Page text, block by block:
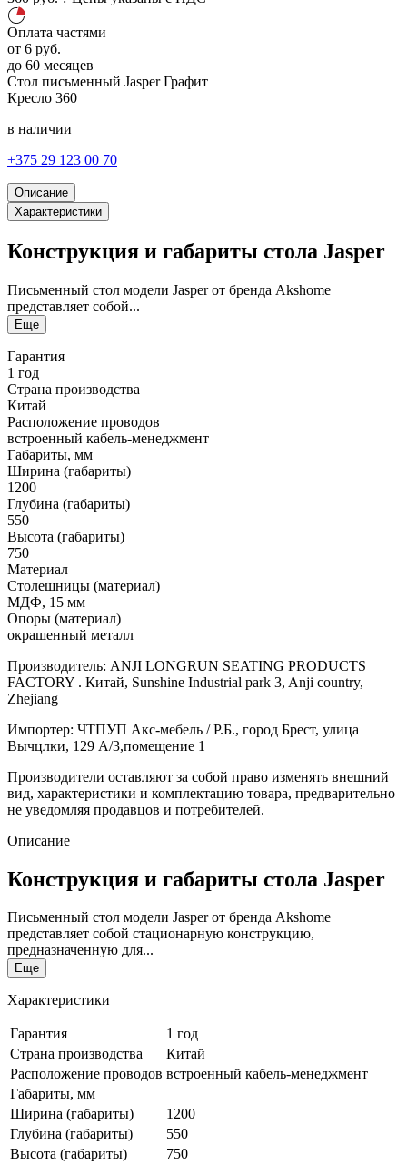
Оплата частями
от 6 руб.
до 60 месяцев
Стол письменный Jasper Графит
Кресло 360
в наличии
+375 29 123 00 70
Описание
Характеристики
Конструкция и габариты стола Jasper
Письменный стол модели Jasper от бренда Akshome
представляет собой...
Еще
Гарантия
1 год
Страна производства
Китай
Расположение проводов
встроенный кабель-менеджмент
Габариты, мм
Ширина (габариты)
1200
Глубина (габариты)
550
Высота (габариты)
750
Материал
Столешницы (материал)
МДФ, 15 мм
Опоры (материал)
окрашенный металл
Производитель: ANJI LONGRUN SEATING PRODUCTS
FACTORY . Китай, Sunshine Industrial park 3, Anji country,
Zhejiang
Импортер: ЧТПУП Акс-мебель / Р.Б., город Брест, улица
Вычцлки, 129 А/3,помещение 1
Производители оставляют за собой право изменять внешний
вид, характеристики и комплектацию товара, предварительно
не уведомляя продавцов и потребителей.
Описание
Конструкция и габариты стола Jasper
Письменный стол модели Jasper от бренда Akshome
представляет собой стационарную конструкцию,
предназначенную для...
Еще
Характеристики
Гарантия
1 год
Страна производства
Китай
Расположение проводов встроенный кабель-менеджмент
Габариты, мм
Ширина (габариты)
1200
Глубина (габариты)
550
Высота (габариты)
750